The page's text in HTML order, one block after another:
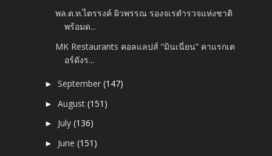
พล.ต.ท.ไตรรงค์ ผิวพรรณ รองจเรตำรวจแห่งชาติ
พร้อมด...
MK Restaurants คอลแลปส์ “มินเนี่ยน” คาแรกเต
อร์ดังร...
►September(147)
►August(151)
► July(136)
► June(151)